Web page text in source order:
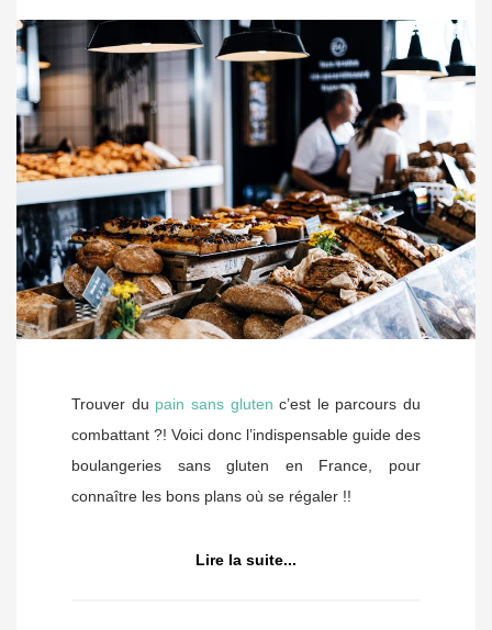
Trouver du pain sans gluten c’est le parcours du
combattant ?! Voici donc l’indispensable guide des
boulangeries sans gluten en France, pour
connaître les bons plans où se régaler !!
Lire la suite...